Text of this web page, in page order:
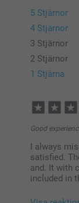
5 Stjärnor
4 Stjärnor
3 Stjärnor
2 Stjärnor
1 Stjärna
Good
I always
satisfied.
and. It with
included in